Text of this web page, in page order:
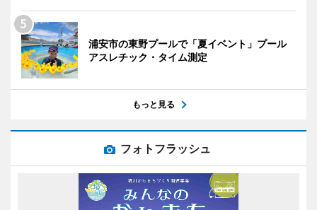
浦安市の東野プールで「夏イベント」プール
アスレチック・タイム測定
もっと見る
フォトフラッシュ